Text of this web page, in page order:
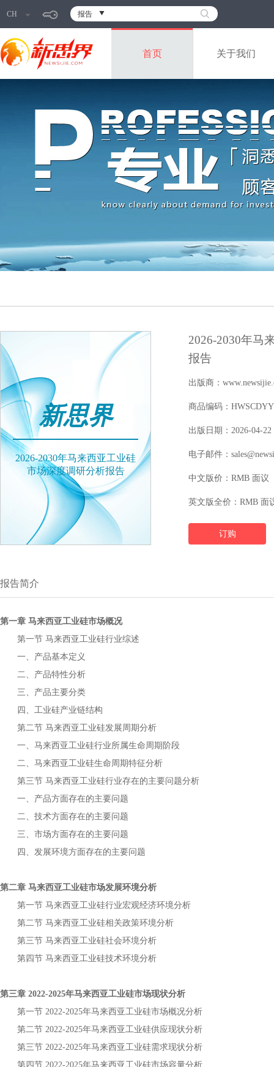
CH 报告
首页 关于我们
新思界
2026-2030年马来西亚工业硅
市场深度调研分析报告
2026-2030年马
报告
出版商：
商品编码：
出版日期：2026-04-22
电子邮件：
中文版价：RMB 面议
英文版全价：RMB 面
订购
报告简介
第一章 马来西亚工业硅市场概况
第一节 马来西亚工业硅行业综述
一、产品基本定义
二、产品特性分析
三、产品主要分类
四、 工业硅产业链结构
第二节 马来西亚工业硅发展周期分析
一、 马来西亚工业硅行业所属生命周期阶段
二、 马来西亚工业硅生命周期特征分析
第三节 马来西亚工业硅行业存在的主要问题分析
一、产品方面存在的主要问题
二、技术方面存在的主要问题
三、市场方面存在的主要问题
四、发展环境方面存在的主要问题
第二章 马来西亚工业硅市场发展环境分析
第一节 马来西亚工业硅行业宏观经济环境分析
第二节 马来西亚工业硅相关政策环境分析
第三节 马来西亚工业硅社会环境分析
第四节 马来西亚工业硅技术环境分析
第三章 2022-2025年马来西亚工业硅市场现状分析
第一节 2022-2025年马来西亚工业硅市场概况分析
第二节 2022-2025年马来西亚工业硅供应现状分析
第三节 2022-2025年马来西亚工业硅需求现状分析
第四节 2022-2025年马来西亚工业硅市场容量分析